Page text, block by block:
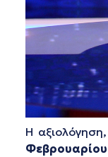
Η
Φεβρουαρίου